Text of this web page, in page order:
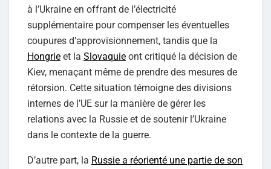
à l’Ukraine en offrant de l’électricité
supplémentaire pour compenser les éventuelles
coupures d’approvisionnement, tandis que la
Hongrie et la Slovaquie ont critiqué la décision de
Kiev, menaçant même de prendre des mesures de
rétorsion. Cette situation témoigne des divisions
internes de l’UE sur la manière de gérer les
relations avec la Russie et de soutenir l’Ukraine
dans le contexte de la guerre.
D’autre part, la Russie a réorienté une partie de son